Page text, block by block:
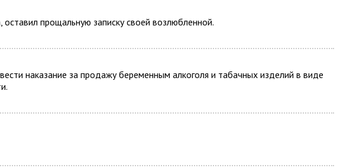
прощальную записку своей возлюбленной.
наказание за продажу беременным алкоголя и табачных изделий в виде